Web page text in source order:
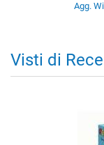
Agg.
Visti di